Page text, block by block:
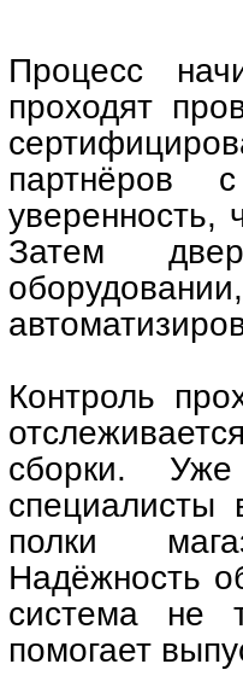
Процесс
проходят
партнёров
уверенность,
Затем
Контроль
сборки. Уже
специалисты
полки
Надёжность
система не
помогает